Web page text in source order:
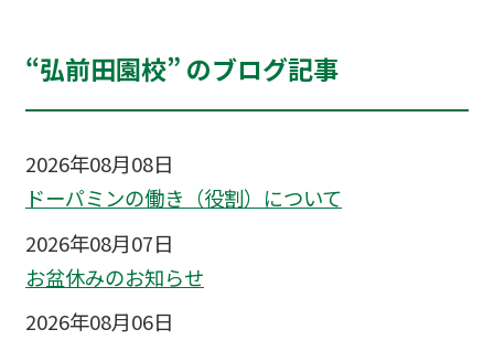
“弘前田園校” のブログ記事
2026年08月08日
ドーパミンの働き（役割）について
2026年08月07日
お盆休みのお知らせ
2026年08月06日